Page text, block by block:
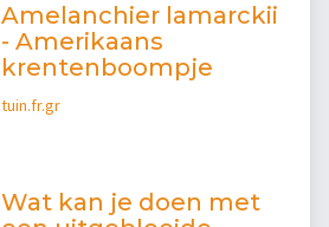
Amelanchier lamarckii
- Amerikaans
krentenboompje
tuin.fr.gr
Wat kan je doen met